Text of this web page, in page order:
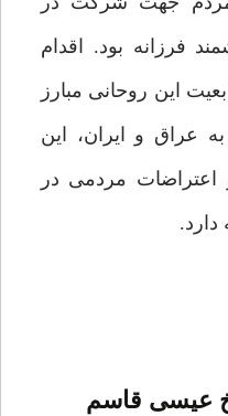
فرزانه بود. اقدام
این روحانی مبارز
عراق و ایران، این
اعتراضات مردمی در
عیسی قاسم